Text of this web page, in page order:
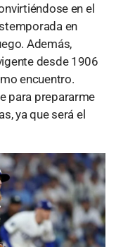
en el
en
Además,
desde 1906
encuentro.
para prepararme
ya que será el